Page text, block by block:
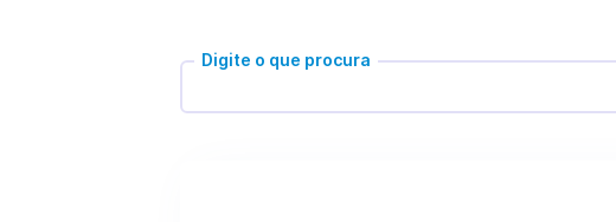
Digite o que procura